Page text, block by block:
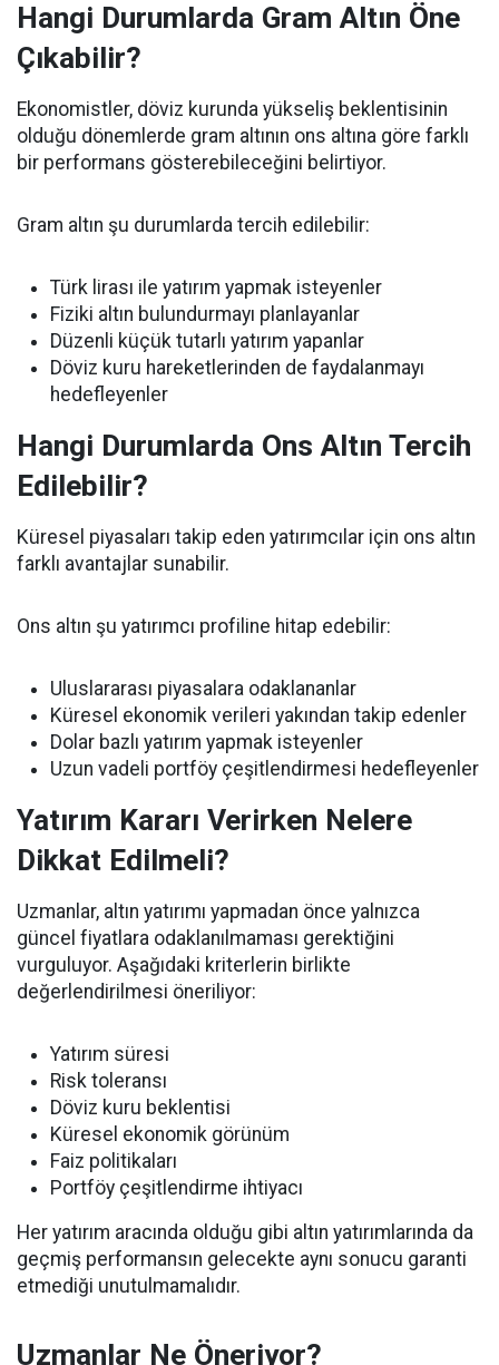
Hangi Durumlarda Gram Altın Öne
Çıkabilir?
Ekonomistler, döviz kurunda yükseliş beklentisinin
olduğu dönemlerde gram altının ons altına göre farklı
bir performans gösterebileceğini belirtiyor.
Gram altın şu durumlarda tercih edilebilir:
Türk lirası ile yatırım yapmak isteyenler
Fiziki altın bulundurmayı planlayanlar
Düzenli küçük tutarlı yatırım yapanlar
Döviz kuru hareketlerinden de faydalanmayı
hedefleyenler
Hangi Durumlarda Ons Altın Tercih
Edilebilir?
Küresel piyasaları takip eden yatırımcılar için ons altın
farklı avantajlar sunabilir.
Ons altın şu yatırımcı profiline hitap edebilir:
Uluslararası piyasalara odaklananlar
Küresel ekonomik verileri yakından takip edenler
Dolar bazlı yatırım yapmak isteyenler
Uzun vadeli portföy çeşitlendirmesi hedefleyenler
Yatırım Kararı Verirken Nelere
Dikkat Edilmeli?
Uzmanlar, altın yatırımı yapmadan önce yalnızca
güncel fiyatlara odaklanılmaması gerektiğini
vurguluyor. Aşağıdaki kriterlerin birlikte
değerlendirilmesi öneriliyor:
Yatırım süresi
Risk toleransı
Döviz kuru beklentisi
Küresel ekonomik görünüm
Faiz politikaları
Portföy çeşitlendirme ihtiyacı
Her yatırım aracında olduğu gibi altın yatırımlarında da
geçmiş performansın gelecekte aynı sonucu garanti
etmediği unutulmamalıdır.
Uzmanlar Ne Öneriyor?